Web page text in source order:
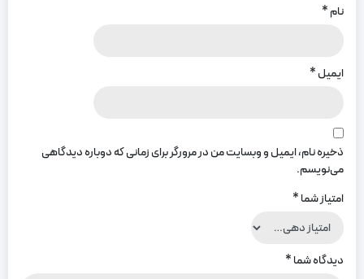
نام*
ایمیل*
ذخیره نام، ایمیل و وبسایت من در مرورگر برای زمانی که دوباره دیدگاهی
می‌نویسم.
امتیاز شما*
دیدگاه شما*